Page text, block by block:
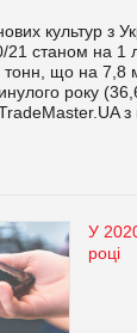
культур з
21 станом на 1
тонн, що на 7,8
року
У
році